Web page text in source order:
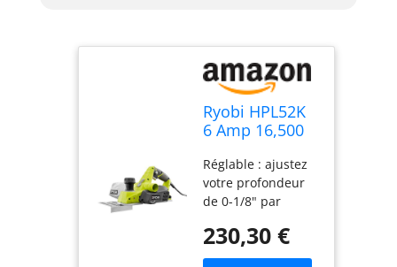
peuvent différer
des produits
locaux, notamment
en ce qui concerne
l'ajustement, la
classification par
âge et la langue du
produit,
l'étiquetage ou les
instructions.
Ryobi HPL52K
6 Amp 16,500
Corded Hand
Planer
w/Kickstand
Ports
Réglable : ajustez
votre profondeur
de 0-1/8" par
cm. Cette
polyvalence vous
230,30 €